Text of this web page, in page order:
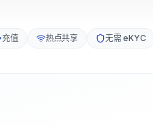
充值 热点共享 无需 eKYC